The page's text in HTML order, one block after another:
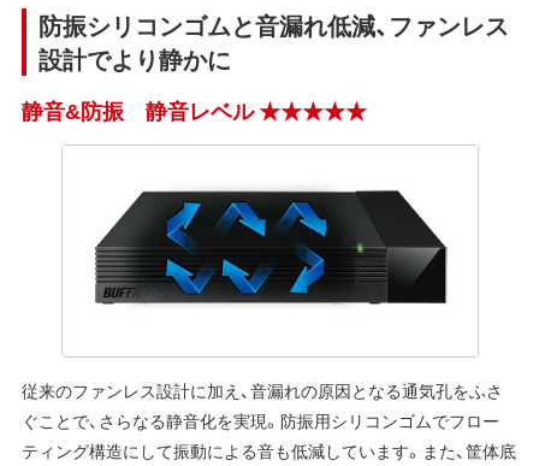
防振シリコンゴムと音漏れ低減、ファンレス
設計でより静かに
静音&防振 静音レベル ★★★★★
従来のファンレス設計に加え、音漏れの原因となる通気孔をふさ
ぐことで、さらなる静音化を実現。防振用シリコンゴムでフロー
ティング構造にして振動による音も低減しています。また、筐体底